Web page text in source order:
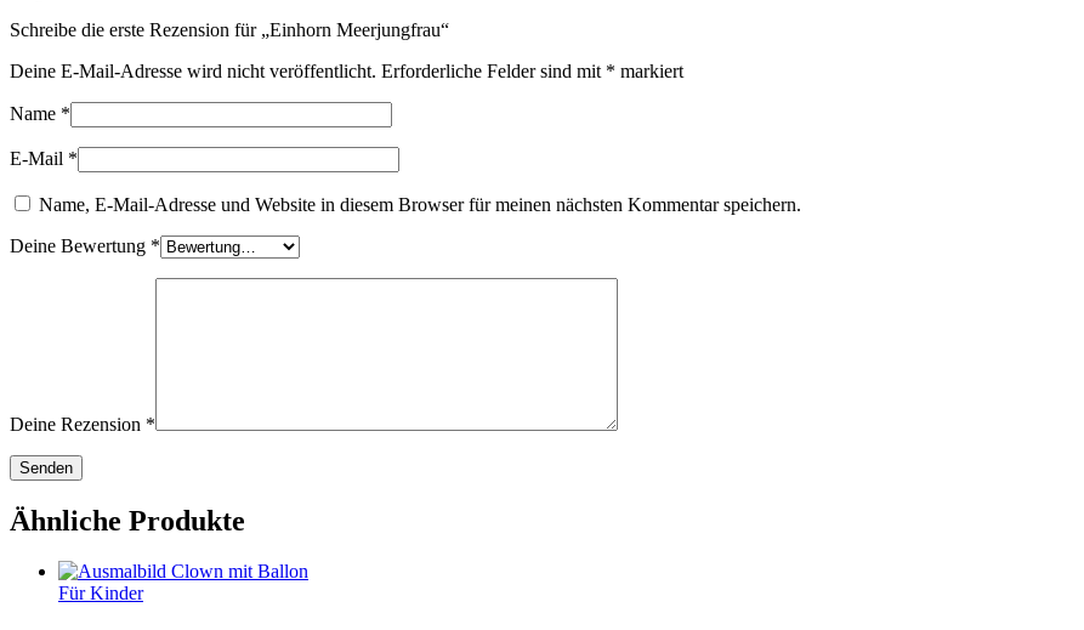
Schreibe die erste Rezension für „Einhorn Meerjungfrau“
Deine E-Mail-Adresse wird nicht veröffentlicht. Erforderliche Felder sind mit * markiert
Name *
E-Mail *
Name, E-Mail-Adresse und Website in diesem Browser für meinen nächsten Kommentar speichern.
Deine Bewertung *
Deine Rezension *
Ähnliche Produkte
Für Kinder